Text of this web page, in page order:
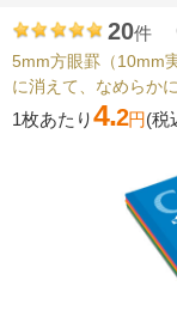
20件
5mm方眼罫（10mm
に消えて、なめらか
1枚あたり4.2円(税